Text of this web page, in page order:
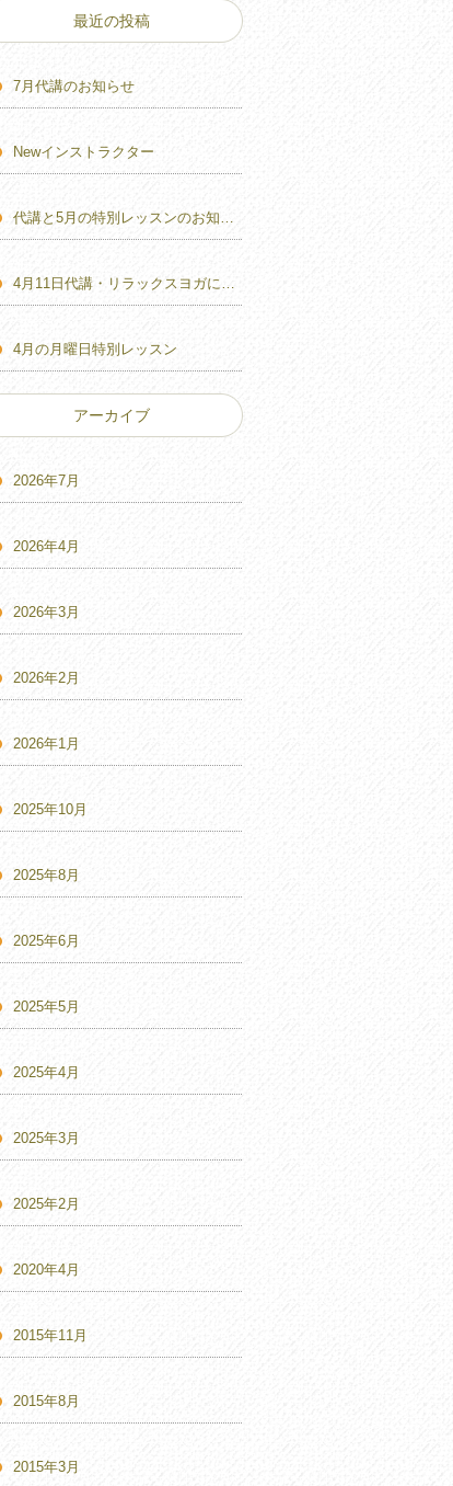
最近の投稿
7月代講のお知らせ
Newインストラクター
4月の月曜日特別レッスン
アーカイブ
2026年7月
2026年4月
2026年3月
2026年2月
2026年1月
2025年10月
2025年8月
2025年6月
2025年5月
2025年4月
2025年3月
2025年2月
2020年4月
2015年11月
2015年8月
2015年3月